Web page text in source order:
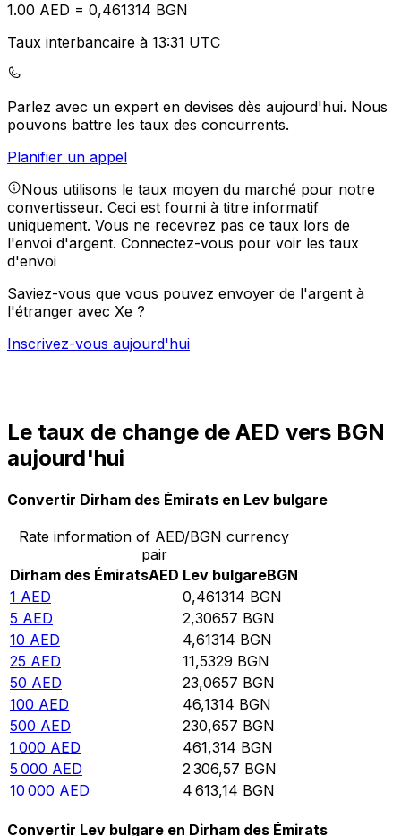
1.00 AED = 0,461314 BGN
Taux interbancaire à 13:31 UTC
Parlez avec un expert en devises dès aujourd'hui. Nous
pouvons battre les taux des concurrents.
Planifier un appel
Nous utilisons le taux moyen du marché pour notre
convertisseur. Ceci est fourni à titre informatif
uniquement. Vous ne recevrez pas ce taux lors de
l'envoi d'argent. Connectez-vous pour voir les taux
d'envoi
Saviez-vous que vous pouvez envoyer de l'argent à
l'étranger avec Xe ?
Inscrivez-vous aujourd'hui
Le taux de change de AED vers BGN
aujourd'hui
Convertir Dirham des Émirats en Lev bulgare
Rate information of AED/BGN currency
pair
Dirham des ÉmiratsAED Lev bulgareBGN
1 AED 0,461314 BGN
5 AED 2,30657 BGN
10 AED 4,61314 BGN
25 AED 11,5329 BGN
50 AED 23,0657 BGN
100 AED 46,1314 BGN
500 AED 230,657 BGN
1 000 AED 461,314 BGN
5 000 AED 2 306,57 BGN
10 000 AED 4 613,14 BGN
Convertir Lev bulgare en Dirham des Émirats